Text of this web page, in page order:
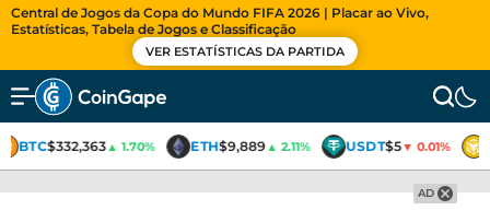
Central de Jogos da Copa do Mundo FIFA 2026 | Placar ao Vivo,
Estatísticas, Tabela de Jogos e Classificação
VER ESTATÍSTICAS DA PARTIDA
BTC$332,363▲ 1.70% ETH$9,889▲ 2.11% USDT$5▼ 0.01%
AD